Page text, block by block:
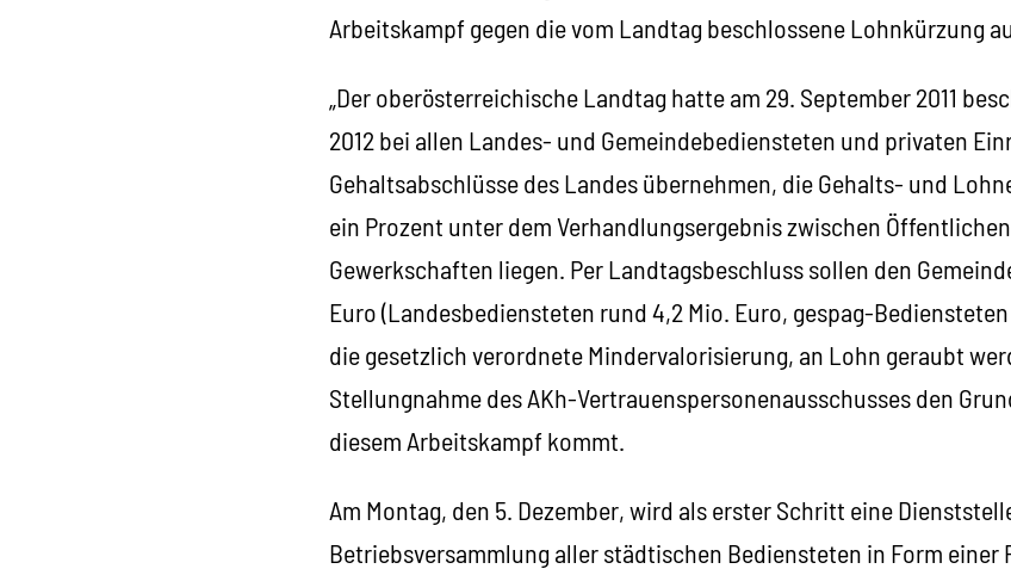
Arbeitskampf gegen die vom Landtag beschlossene Lohnkürzung
„Der oberösterreichische Landtag hatte am 29. September 2011
2012 bei allen Landes- und Gemeindebediensteten und privaten
Gehaltsabschlüsse des Landes übernehmen, die Gehalts- und
ein Prozent unter dem Verhandlungsergebnis zwischen
Gewerkschaften liegen. Per Landtagsbeschluss sollen den
Euro (Landesbediensteten rund 4,2 Mio. Euro, gespag-
die gesetzlich verordnete Mindervalorisierung, an Lohn geraubt
Stellungnahme des AKh-Vertrauenspersonenausschusses den
diesem Arbeitskampf kommt.
Am Montag, den 5. Dezember, wird als erster Schritt eine
Betriebsversammlung aller städtischen Bediensteten in Form einer